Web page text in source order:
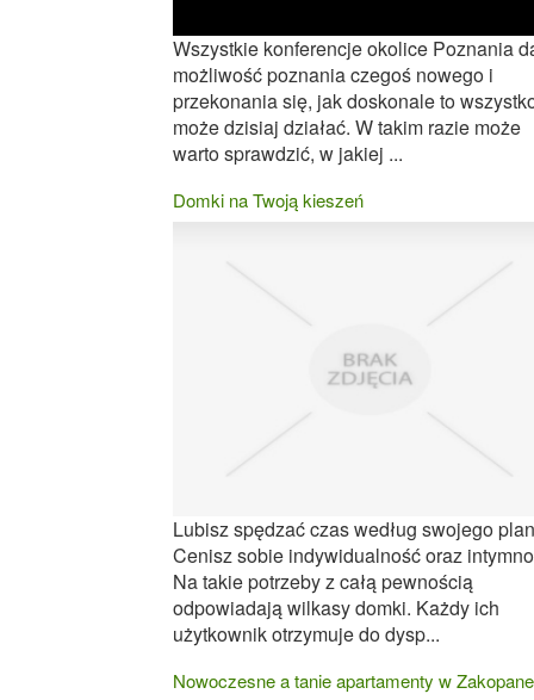
Wszystkie konferencje okolice Poznania
możliwość poznania czegoś nowego i
przekonania się, jak doskonale to
może dzisiaj działać. W takim razie może
warto sprawdzić, w jakiej ...
Domki na Twoją kieszeń
Lubisz spędzać czas według swojego
Cenisz sobie indywidualność oraz
Na takie potrzeby z całą pewnością
odpowiadają wilkasy domki. Każdy ich
użytkownik otrzymuje do dysp...
Nowoczesne a tanie apartamenty w